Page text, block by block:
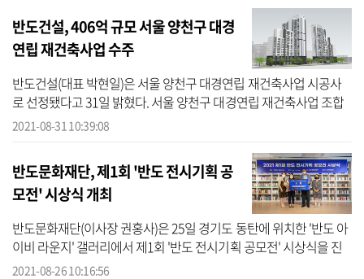
반도건설, 406억 규모 서울 양천구 대경
연립 재건축사업 수주
반도건설(대표 박현일)은 서울 양천구 대경연립 재건축사업 시공사
로 선정됐다고 31일 밝혔다. 서울 양천구 대경연립 재건축사업 조합
은 지난 28일 조합원 총회에서 반도건설을 시공사로 선정했다. 지난
2021-08-31 10:39:08
반도문화재단, 제1회 '반도 전시기획 공
모전' 시상식 개최
반도문화재단(이사장 권홍사)은 25일 경기도 동탄에 위치한 '반도 아
이비 라운지' 갤러리에서 제1회 '반도 전시기획 공모전' 시상식을 진
행했다고 26일 밝혔다. 신진 전시기획자(큐레이터) 육성과 창작 전시
2021-08-26 10:16:56